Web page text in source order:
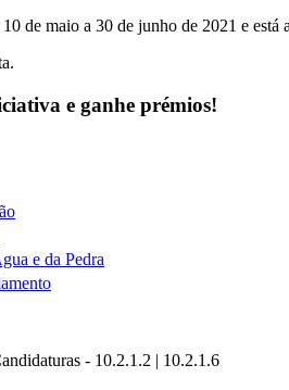
de maio a 30 de junho de 2021 e
e ganhe prémios!
e da Pedra
- 10.2.1.2 | 10.2.1.6